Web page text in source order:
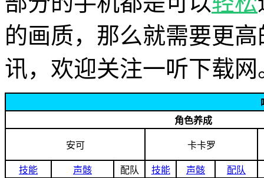
的画质，那么就需要更
讯，欢迎关注一听下载网
角色养成
安可 卡卡罗
技能 声骸 配队 技能 声骸
配队